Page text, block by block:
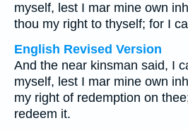
myself, lest I mar mine own
thou my right to thyself; for I
English Revised Version
And the near kinsman said, I
myself, lest I mar mine own
my right of redemption on
redeem it.